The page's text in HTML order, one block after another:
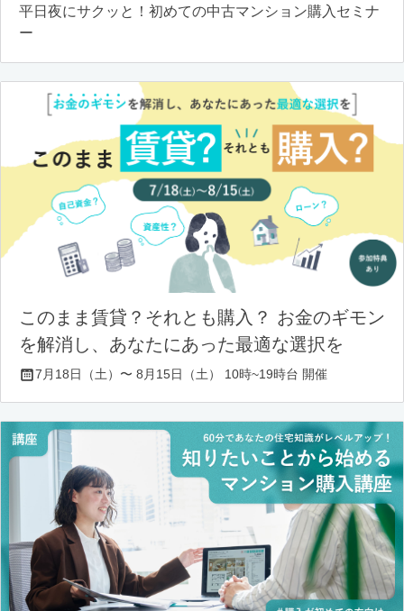
平日夜にサクッと！初めての中古マンション購入セミナ
ー
このまま賃貸？それとも購入？ お金のギモン
を解消し、あなたにあった最適な選択を
7月18日（土）〜 8月15日（土） 10時~19時台 開催